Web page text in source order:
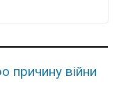
причину війни